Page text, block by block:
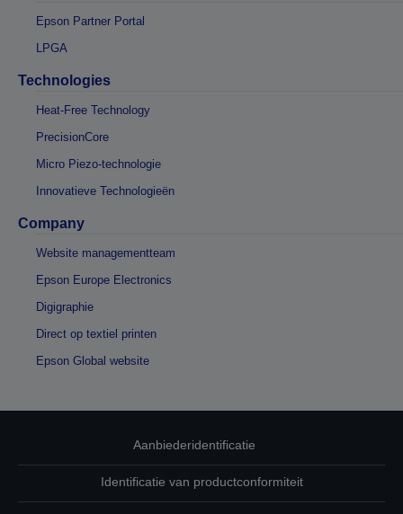
Epson Partner Portal
LPGA
Technologies
Heat-Free Technology
PrecisionCore
Micro Piezo-technologie
Innovatieve Technologieën
Company
Website managementteam
Epson Europe Electronics
Digigraphie
Direct op textiel printen
Epson Global website
Aanbiederidentificatie
Identificatie van productconformiteit